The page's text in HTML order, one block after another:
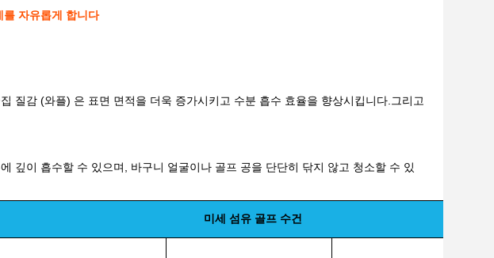
자유롭게 합니다
질감 (와플) 은 표면 면적을 더욱 증가시키고 수분 흡수 효율을 향상시킵니다.그리고
깊이 흡수할 수 있으며, 바구니 얼굴이나 골프 공을 단단히 닦지 않고 청소할 수 있
미세 섬유 골프 수건